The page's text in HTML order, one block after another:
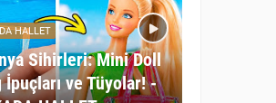
HALLET
Sihirleri: Mini Doll
ve Tüyolar! -